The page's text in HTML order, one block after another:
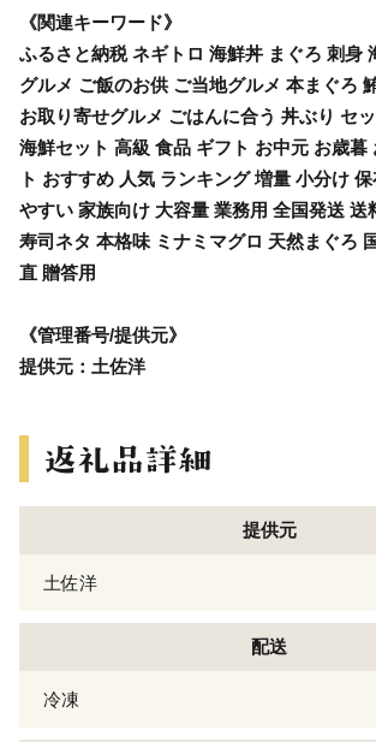
《関連キーワード》
ふるさと納税 ネギトロ 海鮮丼 まぐろ 刺身
グルメ ご飯のお供 ご当地グルメ 本まぐろ
お取り寄せグルメ ごはんに合う 丼ぶり セ
海鮮セット 高級 食品 ギフト お中元 お歳暮
ト おすすめ 人気 ランキング 増量 小分け
やすい 家族向け 大容量 業務用 全国発送 送
寿司ネタ 本格味 ミナミマグロ 天然まぐろ
直 贈答用
《管理番号/提供元》
提供元：土佐洋
提供元
土佐洋
配送
冷凍